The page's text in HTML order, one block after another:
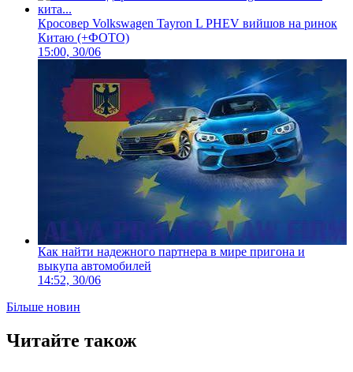
Кросовер Volkswagen Tayron L PHEV вийшов на ринок
Китаю (+ФОТО)
15:00, 30/06
Как найти надежного партнера в мире пригона и
выкупа автомобилей
14:52, 30/06
Більше новин
Читайте також